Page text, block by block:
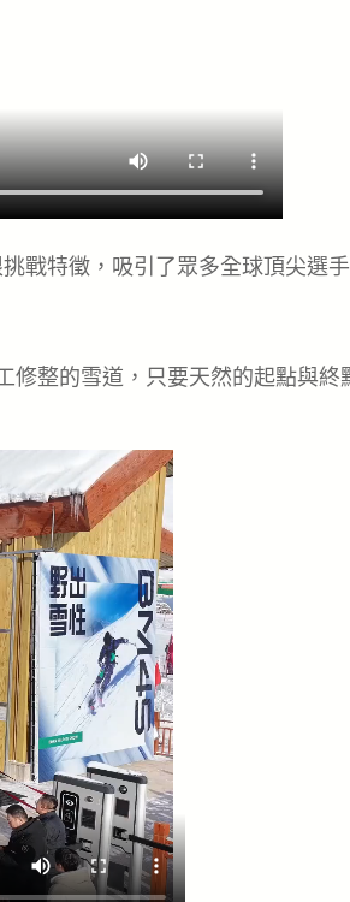
戰特徵，吸引了眾多全球頂尖選
修整的雪道，只要天然的起點與終